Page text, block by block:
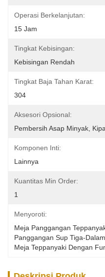
Operasi Berkelanjutan:
15 Jam
Tingkat Kebisingan:
Kebisingan Rendah
Tingkat Baja Tahan Karat:
304
Aksesori Opsional:
Pembersih Asap Minyak,
Komponen Inti:
Lainnya
Kuantitas Min Order:
1
Menyoroti:
Meja Panggangan
Panggangan Sup Tiga-
Meja Teppanyaki Dengan